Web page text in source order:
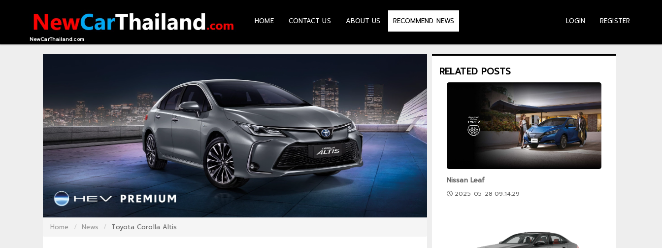
HOME
RECOMMEND
REGISTER
NewCarThailand.com
HOME CONTACT US ABOUT US RECOMMEND NEWS LOGIN REGISTER
Home News Toyota Corolla Altis
RELATED POSTS
Nissan Leaf
2025-05-28 09:14:29